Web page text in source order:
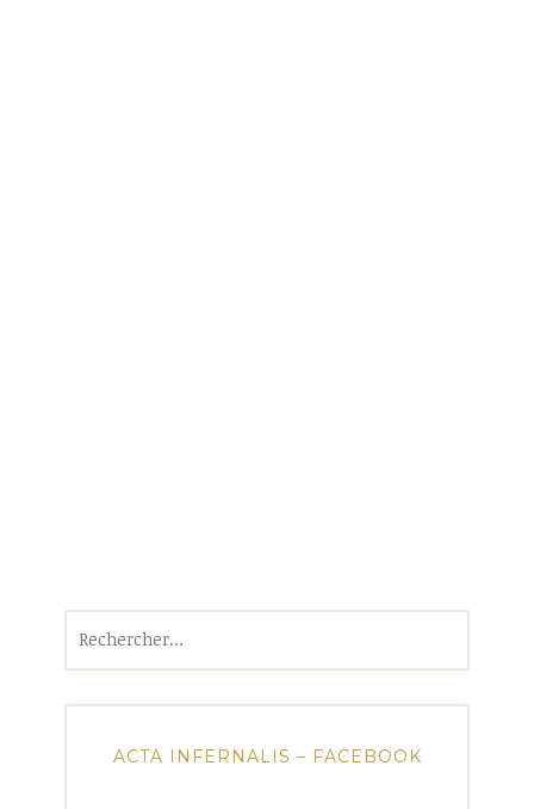
ACTA INFERNALIS – FACEBOOK